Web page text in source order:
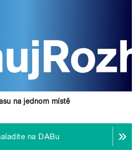
na jednom místě
na DABu